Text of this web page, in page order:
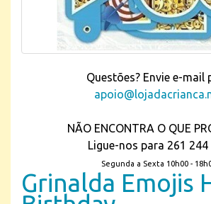
Questões? Envie e-mail
NÃO ENCONTRA O QUE
Ligue-nos para 261 244
Segunda a Sexta 10h00 -
Grinalda Emojis